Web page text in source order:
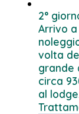
2°
Arrivo
volta
grande
circa
al